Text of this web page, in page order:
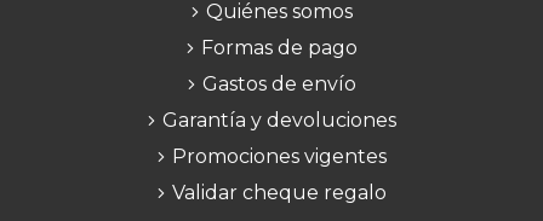
Quiénes somos
Formas de pago
Gastos de envío
Garantía y devoluciones
Promociones vigentes
Validar cheque regalo